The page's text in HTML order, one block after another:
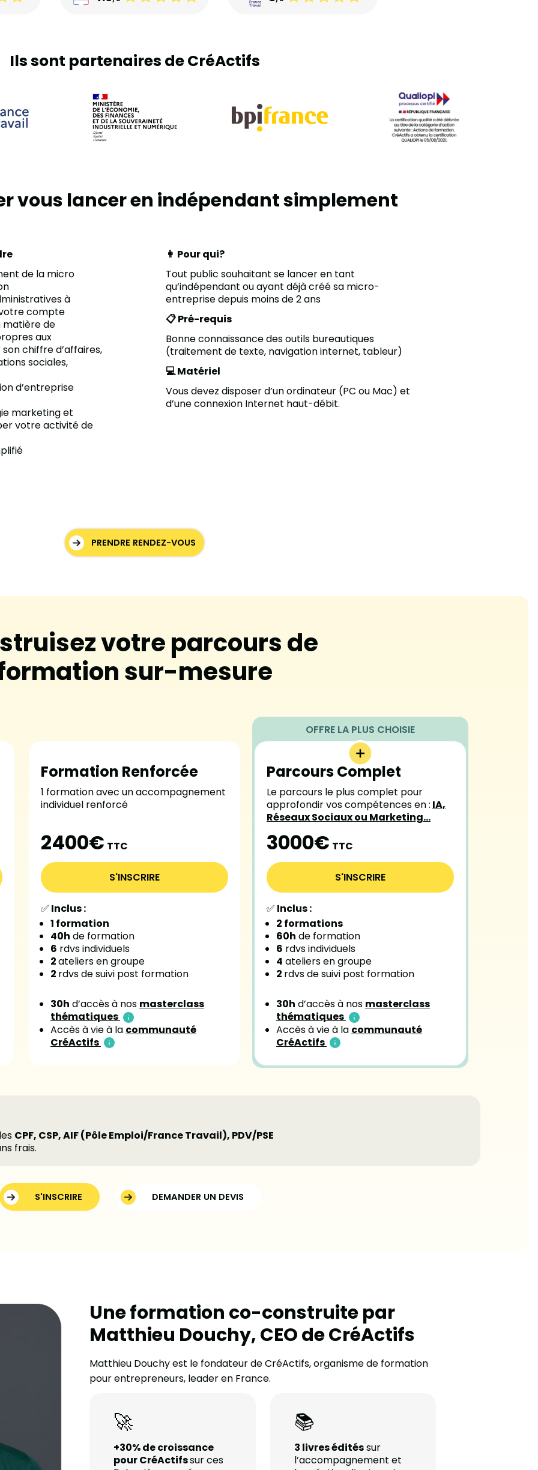
Ils sont partenaires de CréActifs
vous lancer en indépendant simplement
de la micro
à
compte
matière de
aux
chiffre d’affaires,
sociales,
d’entreprise
marketing et
votre activité de
👩 Pour qui?
Tout public souhaitant se lancer en tant
qu’indépendant ou ayant déjà créé sa micro-
entreprise depuis moins de 2 ans
📋 Pré-requis
Bonne connaissance des outils bureautiques
(traitement de texte, navigation internet, tableur)
💻 Matériel
Vous devez disposer d’un ordinateur (PC ou Mac) et
d’une connexion Internet haut-débit.
PRENDRE RENDEZ-VOUS
votre parcours de
sur-mesure
Formation Renforcée
1 formation avec un accompagnement
individuel renforcé
2400€ TTC
S'INSCRIRE
✅ Inclus :
1 formation
40h de formation
6 rdvs individuels
2ateliers en groupe
2 rdvs de suivi post formation
30h d’accès à nos masterclass
thématiques
Accès à vie à la communauté
CréActifs
Parcours Complet
Le parcours le plus complet pour
approfondir vos compétences en : IA,
Réseaux Sociaux ou Marketing…
3000€ TTC
S'INSCRIRE
✅ Inclus :
2 formations
60h de formation
6 rdvs individuels
4 ateliers en groupe
2 rdvs de suivi post formation
30h d’accès à nos masterclass
thématiques
Accès à vie à la communauté
CréActifs
CPF, CSP, AIF (Pôle Emploi/France Travail), PDV/PSE
frais.
S'INSCRIRE DEMANDER UN DEVIS
Une formation co-construite par
Matthieu Douchy, CEO de CréActifs
Matthieu Douchy est le fondateur de CréActifs, organisme de formation
pour entrepreneurs, leader en France.
🚀
+30% de croissance
pour CréActifssur ces
📚
3 livres éditéssur
l’accompagnement et